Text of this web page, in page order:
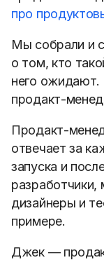
про
Мы собрали и
о том, кто
него ожидают.
продакт-
Продакт-
отвечает за
запуска и
разработчики,
дизайнеры и
примере.
Джек —